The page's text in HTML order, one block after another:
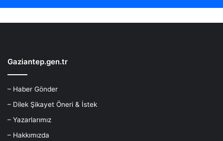
Gaziantep.gen.tr
– Haber Gönder
– Dilek Şikayet Öneri & İstek
– Yazarlarımız
– Hakkımızda